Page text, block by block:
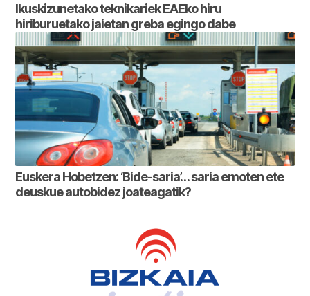
Ikuskizunetako teknikariek EAEko hiru
hiriburuetako jaietan greba egingo dabe
Euskera Hobetzen: ‘Bide-saria’… saria emoten ete
deuskue autobidez joateagatik?